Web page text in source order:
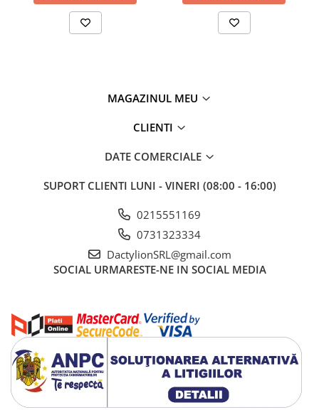
cablurilor de retea, mufele RJ45, RJ11 si RJ12 acceptate.
Alimentat de o baterie 6F22 9V (nu este inclusa)
Decapant de izolatie
Un instrument simplu care va facilita indepartarea
izolatiei de protectie de la retea si cablurile obisnuite.
Mufe RJ45
Compozitia kitului:
Tester de cablu de retea NS-468
Un instrument pentru sertizarea prizelor
Decapant de izolatie
MAGAZINUL MEU
CLIENTI
DATE COMERCIALE
SUPORT CLIENTI LUNI - VINERI (08:00 - 16:00)
0215551169
0731323334
DactylionSRL@gmail.com
SOCIAL URMARESTE-NE IN SOCIAL MEDIA